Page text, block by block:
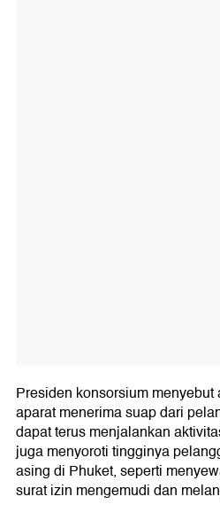
Presiden konsorsium
aparat menerima suap dari
dapat terus menjalankan
juga menyoroti tingginya
asing di Phuket, seperti
surat izin mengemudi dan